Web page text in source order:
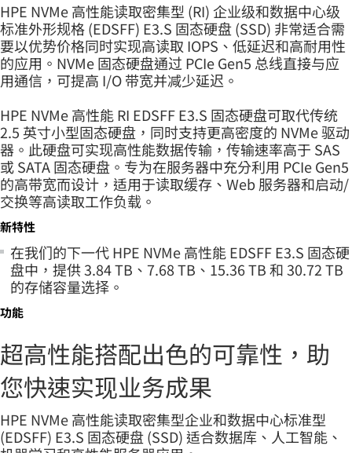
HPE NVMe 高性能读取密集型 (RI) 企业级和数据中心级
标准外形规格 (EDSFF) E3.S 固态硬盘 (SSD) 非常适合需
要以优势价格同时实现高读取 IOPS、低延迟和高耐用性
的应用。NVMe 固态硬盘通过 PCIe Gen5 总线直接与应
用通信，可提高 I/O 带宽并减少延迟。
HPE NVMe 高性能 RI EDSFF E3.S 固态硬盘可取代传统
2.5 英寸小型固态硬盘，同时支持更高密度的 NVMe 驱动
器。此硬盘可实现高性能数据传输，传输速率高于 SAS
或 SATA 固态硬盘。专为在服务器中充分利用 PCIe Gen5
的高带宽而设计，适用于读取缓存、Web 服务器和启动/
交换等高读取工作负载。
新特性
在我们的下一代 HPE NVMe 高性能 EDSFF E3.S 固态硬
盘中，提供 3.84 TB、7.68 TB、15.36 TB 和 30.72 TB
的存储容量选择。
功能
超高性能搭配出色的可靠性，助
您快速实现业务成果
HPE NVMe 高性能读取密集型企业和数据中心标准型
(EDSFF) E3.S 固态硬盘 (SSD) 适合数据库、人工智能、